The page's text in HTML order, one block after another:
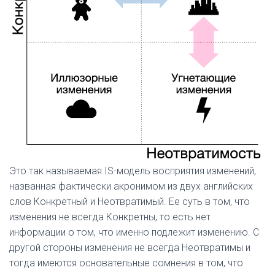
Это так называемая IS-модель восприятия изменений,
названная фактически акронимом из двух английских
слов Конкретный и Неотвратимый. Ее суть в том, что
изменения не всегда Конкретны, то есть нет
информации о том, что именно подлежит изменению. С
другой стороны изменения не всегда Неотвратимы и
тогда имеются основательные сомнения в том, что